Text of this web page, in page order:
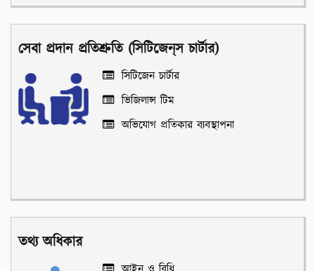
সেবা প্রদান প্রতিশ্রুতি (সিটিজেন্‌স চার্টার)
সিটিজেন চার্টার
ভিজিলান্স টিম
অভিযোগ প্রতিকার ব্যবস্থাপনা
তথ্য অধিকার